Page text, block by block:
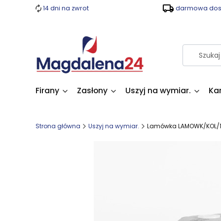
14 dni na zwrot darmowa
Firany Zasłony Uszyj na wymiar.
Strona główna Uszyj na wymiar. Lamówka LAMOWK/